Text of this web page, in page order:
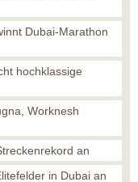
Dubai-Marathon
hochklassige
Worknesh
an
in Dubai an